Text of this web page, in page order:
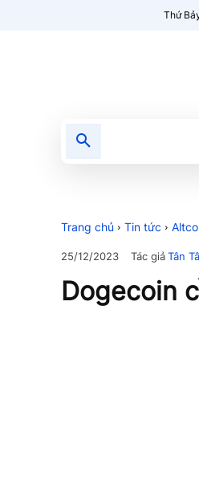
Thứ
Trang chủ Tin tức
25/12/2023 Tác giảTân
Dogecoin